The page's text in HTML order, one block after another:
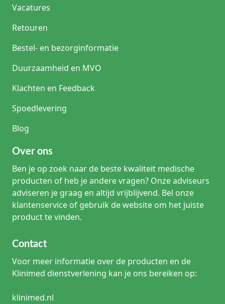
Vacatures
Retouren
Bestel- en bezorginformatie
Duurzaamheid en MVO
Klachten en Feedback
Spoedlevering
Blog
Over ons
Ben je op zoek naar de beste kwaliteit medische
producten of heb je andere vragen? Onze adviseurs
adviseren je graag en altijd vrijblijvend. Bel onze
klantenservice of gebruik de website om het juiste
product te vinden.
Contact
Voor meer informatie over de producten en de
Klinimed dienstverlening kan je ons bereiken op:
klinimed.nl